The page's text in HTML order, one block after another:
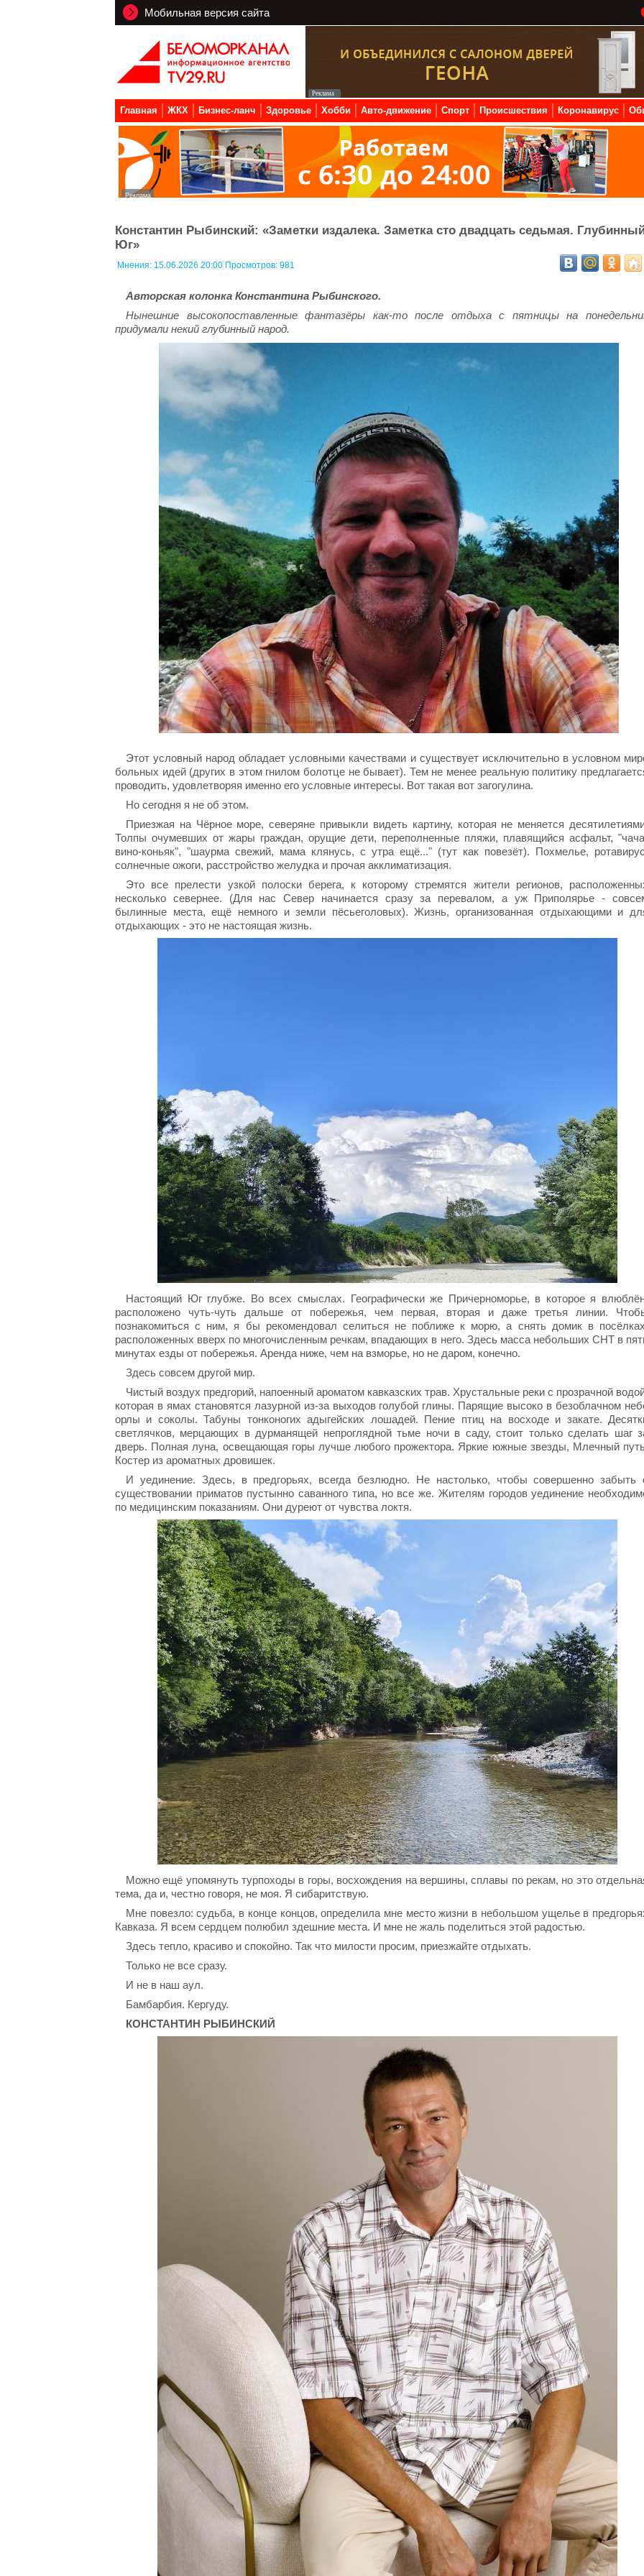
Мобильная версия сайта
Главная ЖКХ Бизнес-ланч Здоровье Хобби Авто-движение Спорт Происшествия Коронавирус
Константин Рыбинский: «Заметки издалека. Заметка сто двадцать седьмая.
Юг»
Мнения: 15.06.2026 20:00 Просмотров: 981
Авторская колонка Константина Рыбинского.
Нынешние высокопоставленные фантазёры как-то после отдыха с пятницы на
придумали некий глубинный народ.
Этот условный народ обладает условными качествами и существует исключительно в условном
больных идей (других в этом гнилом болотце не бывает). Тем не менее реальную политику
проводить, удовлетворяя именно его условные интересы. Вот такая вот загогулина.
Но сегодня я не об этом.
Приезжая на Чёрное море, северяне привыкли видеть картину, которая не меняется
Толпы очумевших от жары граждан, орущие дети, переполненные пляжи, плавящийся асфальт,
вино-коньяк", "шаурма свежий, мама клянусь, с утра ещё..." (тут как повезёт). Похмелье,
солнечные ожоги, расстройство желудка и прочая акклиматизация.
Это все прелести узкой полоски берега, к которому стремятся жители регионов,
несколько севернее. (Для нас Север начинается сразу за перевалом, а уж Приполярье -
былинные места, ещё немного и земли пёсьеголовых). Жизнь, организованная отдыхающими и
отдыхающих - это не настоящая жизнь.
Настоящий Юг глубже. Во всех смыслах. Географически же Причерноморье, в которое я
расположено чуть-чуть дальше от побережья, чем первая, вторая и даже третья линии.
познакомиться с ним, я бы рекомендовал селиться не поближе к морю, а снять домик в
расположенных вверх по многочисленным речкам, впадающих в него. Здесь масса небольших СНТ в
минутах езды от побережья. Аренда ниже, чем на взморье, но не даром, конечно.
Здесь совсем другой мир.
Чистый воздух предгорий, напоенный ароматом кавказских трав. Хрустальные реки с прозрачной
которая в ямах становятся лазурной из-за выходов голубой глины. Парящие высоко в безоблачном
орлы и соколы. Табуны тонконогих адыгейских лошадей. Пение птиц на восходе и закате.
светлячков, мерцающих в дурманящей непроглядной тьме ночи в саду, стоит только сделать шаг
дверь. Полная луна, освещающая горы лучше любого прожектора. Яркие южные звезды, Млечный
Костер из ароматных дровишек.
И уединение. Здесь, в предгорьях, всегда безлюдно. Не настолько, чтобы совершенно забыть
существовании приматов пустынно саванного типа, но все же. Жителям городов уединение
по медицинским показаниям. Они дуреют от чувства локтя.
Можно ещё упомянуть турпоходы в горы, восхождения на вершины, сплавы по рекам, но это
тема, да и, честно говоря, не моя. Я сибаритствую.
Мне повезло: судьба, в конце концов, определила мне место жизни в небольшом ущелье в
Кавказа. Я всем сердцем полюбил здешние места. И мне не жаль поделиться этой радостью.
Здесь тепло, красиво и спокойно. Так что милости просим, приезжайте отдыхать.
Только не все сразу.
И не в наш аул.
Бамбарбия. Кергуду.
КОНСТАНТИН РЫБИНСКИЙ